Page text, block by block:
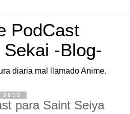
PodCast
-Blog-
diaria mal llamado Anime.
para Saint Seiya